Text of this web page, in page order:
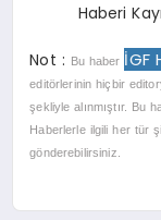
Haberi
Not : Bu haber İGF
editörlerinin hiçbir
şekliyle alınmıştır. Bu
Haberlerle ilgili her tür
gönderebilirsiniz.